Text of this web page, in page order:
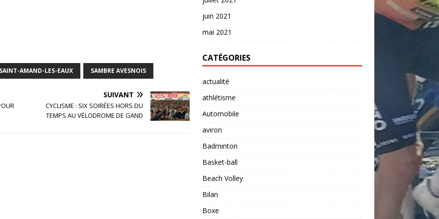
SAINT-AMAND-LES-EAUX SAMBRE AVESNOIS
SUIVANT
CYCLISME : SIX SOIRÉES HORS DU
TEMPS AU VÉLODROME DE GAND
juin 2021
mai 2021
CATÉGORIES
actualité
athlétisme
Automobile
aviron
Badminton
Basket-ball
Beach Volley
Bilan
Boxe